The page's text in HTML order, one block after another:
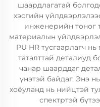
шаардлагатай
хэсгийн
инженерийн тоног
материалын
PU HR тусгаарлагч
таталттай деталиуд
чанар шаарддаг
үнэтэй байдаг. Энэ
хоёуланд нь нийцтэй
спектртэй